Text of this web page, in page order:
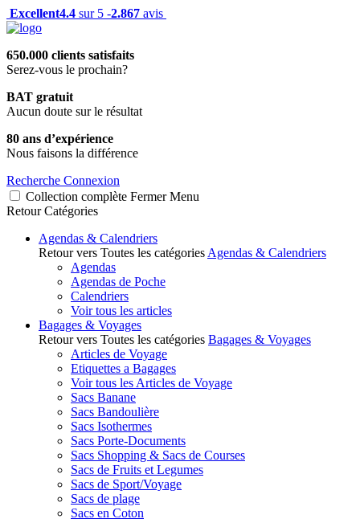
Excellent4.4 sur 5 -2.867 avis
650.000 clients satisfaits
Serez-vous le prochain?
BAT gratuit
Aucun doute sur le résultat
80 ans d’expérience
Nous faisons la différence
Recherche Connexion
Collection complète Fermer Menu
Retour Catégories
Agendas & Calendriers
Retour vers Toutes les catégories Agendas & Calendriers
Agendas
Agendas de Poche
Calendriers
Voir tous les articles
Bagages & Voyages
Retour vers Toutes les catégories Bagages & Voyages
Articles de Voyage
Etiquettes a Bagages
Voir tous les Articles de Voyage
Sacs Banane
Sacs Bandoulière
Sacs Isothermes
Sacs Porte-Documents
Sacs Shopping & Sacs de Courses
Sacs de Fruits et Legumes
Sacs de Sport/Voyage
Sacs de plage
Sacs en Coton